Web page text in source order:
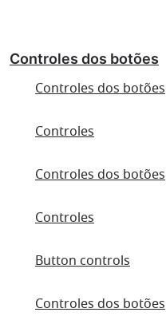
Controles dos botões
Controles dos botões
Controles
Controles dos botões
Controles
Button controls
Controles dos botões